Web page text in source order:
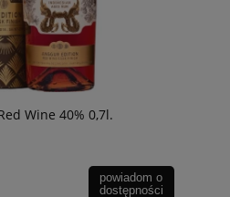
Wine 40% 0,7l.
powiadom o
dostępności